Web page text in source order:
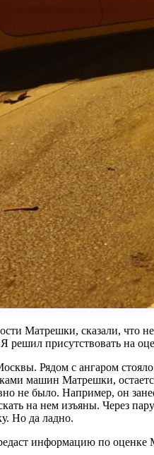
Матрешки, сказали, что
решил присутствовать на
Рядом с ангаром
машин Матрешки,
не было. Например, он
на нем изъяны. Через
Но да ладно.
информацию по